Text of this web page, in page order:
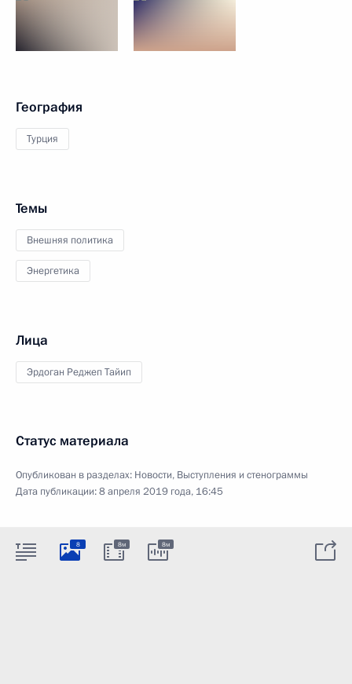
География
Турция
Темы
Внешняя политика
Энергетика
Лица
Эрдоган Реджеп Тайип
Статус материала
Опубликован в разделах: Новости, Выступления и стенограммы
Дата публикации:8 апреля 2019 года, 16:45
8 8м 8м